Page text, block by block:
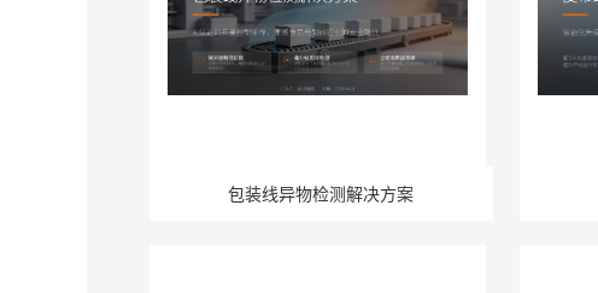
包装线异物检测解决方案